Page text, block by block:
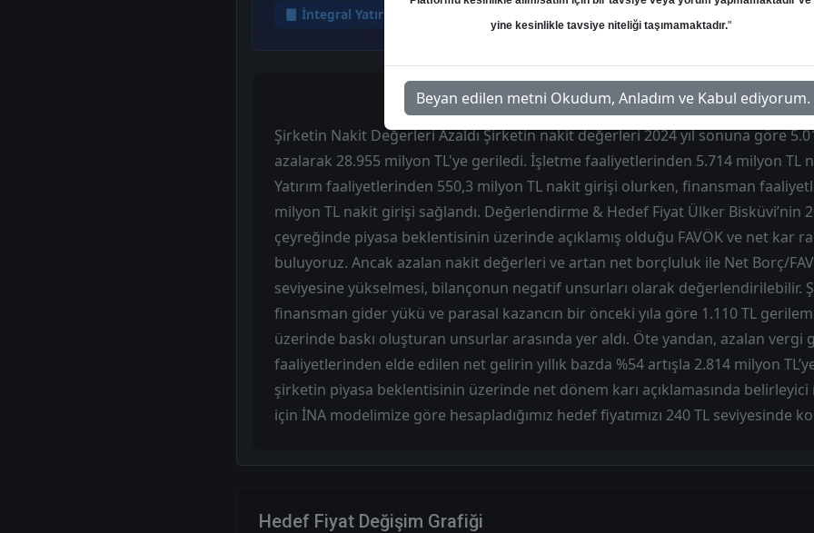
İntegral Yatırım
Şirketin Nakit Değerleri Azaldı Şirketin nakit değerleri 2024 yıl sonuna göre
azalarak 28.955 milyon TL'ye geriledi. İşletme faaliyetlerinden 5.714 milyon TL
Yatırım faaliyetlerinden 550,3 milyon TL nakit girişi olurken, finansman
milyon TL nakit girişi sağlandı. Değerlendirme & Hedef Fiyat Ülker Bisküvi’nin
çeyreğinde piyasa beklentisinin üzerinde açıklamış olduğu FAVÖK ve net kar
buluyoruz. Ancak azalan nakit değerleri ve artan net borçluluk ile Net Borç/
seviyesine yükselmesi, bilançonun negatif unsurları olarak değerlendirilebilir.
finansman gider yükü ve parasal kazancın bir önceki yıla göre 1.110 TL
üzerinde baskı oluşturan unsurlar arasında yer aldı. Öte yandan, azalan vergi
faaliyetlerinden elde edilen net gelirin yıllık bazda %54 artışla 2.814 milyon
şirketin piyasa beklentisinin üzerinde net dönem karı açıklamasında belirleyici
için İNA modelimize göre hesapladığımız hedef fiyatımızı 240 TL seviyesinde
Hedef Fiyat Değişim Grafiği
yine kesinlikle tavsiye niteliği taşımamaktadır."
Beyan edilen metni Okudum, Anladım ve Kabul ediyorum.